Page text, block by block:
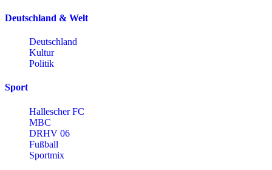
Deutschland & Welt
Deutschland
Kultur
Politik
Sport
Hallescher FC
MBC
DRHV 06
Fußball
Sportmix